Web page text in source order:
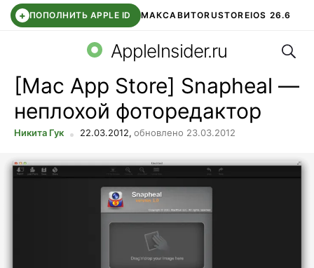
+ ПОПОЛНИТЬ APPLE ID МАКСАВИТОRUSTOREIOS 26.6
СБЕР КИДС ВТБ ОНЛАЙН ЧАТ В ROBLOX
AppleInsider.ru
[Mac App Store] Snapheal —
неплохой фоторедактор
Никита Гук 22.03.2012, обновлено 23.03.2012